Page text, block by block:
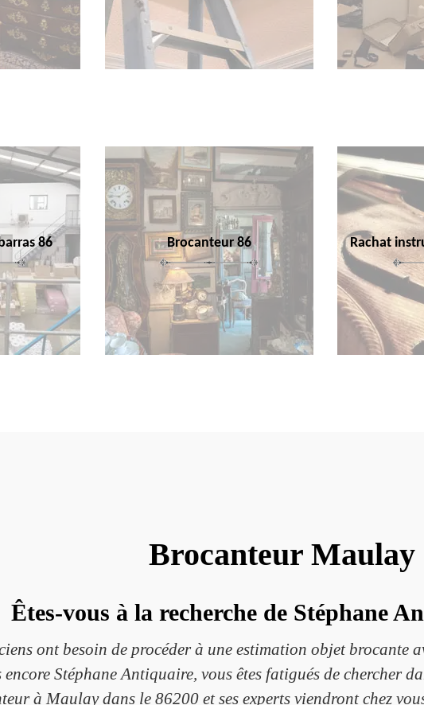
86 Brocanteur 86 Rachat
Brocanteur Maulay
Êtes-vous à la recherche de Stéphane
ont besoin de procéder à une estimation objet brocante
encore Stéphane Antiquaire, vous êtes fatigués de chercher
à Maulay dans le 86200 et ses experts viendront chez